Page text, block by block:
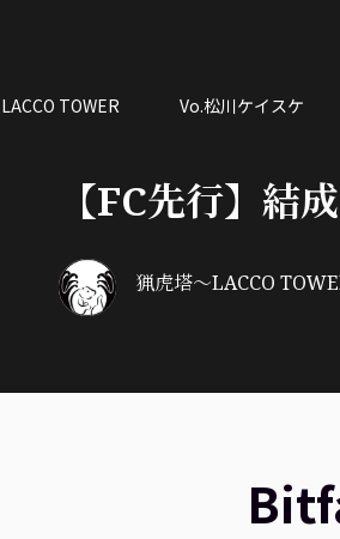
LACCO TOWER Vo.松川ケイスケ
【FC先行】結
猟虎塔～LACCO